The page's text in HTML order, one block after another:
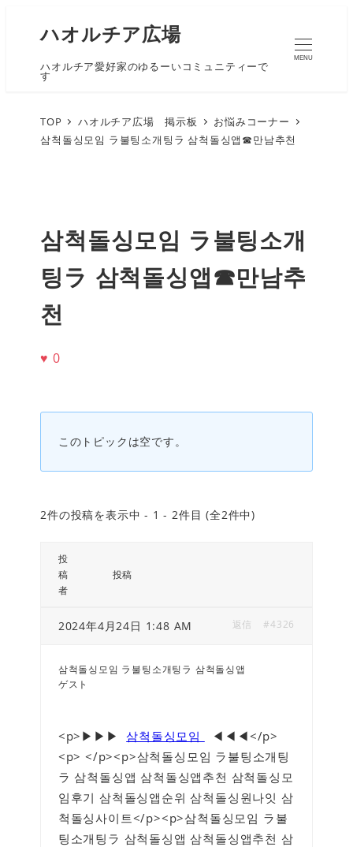
ハオルチア広場
ハオルチア愛好家のゆるーいコミュニティーで
す
MENU
TOP ハオルチア広場 掲示板
お悩みコーナー
삼척돌싱모임 ラ불팅소개팅ラ 삼척돌싱앱☎만남추천
삼척돌싱모임 ラ불팅소개
팅ラ 삼척돌싱앱☎만남추
천
♥ 0
このトピックは空です。
2件の投稿を表示中 - 1 - 2件目 (全2件中)
投
稿
者
投稿
2024年4月24日 1:48 AM #4326
返信
삼척돌싱모임 ラ불팅소개팅ラ 삼척돌싱앱
ゲスト
<p>▶▶▶삼척돌싱모임
◀◀◀</p>
<p> </p><p>삼척돌싱모임 ラ불팅소개팅
ラ 삼척돌싱앱 삼척돌싱앱추천 삼척돌싱모
임후기 삼척돌싱앱순위 삼척돌싱원나잇 삼
척돌싱사이트</p><p>삼척돌싱모임 ラ불
팅소개팅ラ 삼척돌싱앱 삼척돌싱앱추천 삼